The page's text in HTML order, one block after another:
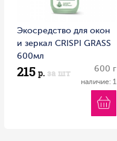
Экосредство для окон
и зеркал CRISPI GRASS
600мл
215 р. за шт 600 г
наличие: 1